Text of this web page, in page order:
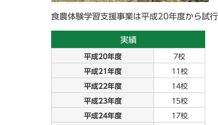
食農体験学習支援事業は平成20年度から試
実績
平成20年度 7校
平成21年度 11校
平成22年度 14校
平成23年度 15校
平成24年度 17校